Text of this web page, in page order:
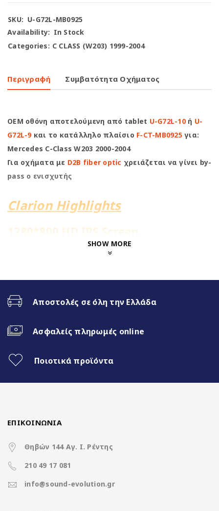
SKU: U-G72L-MB0925
Availability: In Stock
Categories: C CLASS (W203) 1999-2004
Περιγραφή Συμβατότητα Οχήματος
OEM οθόνη αποτελούμενη από tablet U-G72L-10ή U-
G72L-9και το κατάλληλο πλαίσιο F-CT-MB0925για:
Mercedes C-Class W203 2000-2004
Για οχήματα με D2B fiber optic χρειάζεται να γίνει by-
pass ο ενισχυτής
Clarion Highlights
1280*800 HD IPS Screen
8Core@1.6GHz | 2+32GB
Ενσωματωμένη 4G Sim Slot
Fast Boot 1-2sec
Ασύρματο CarPlay & Ασύρματο
4x50Watt με DSP
Χαρακτηριστικά
SHOW MORE
Αποστολές σε όλη την Ελλάδα
Ασφαλείς πληρωμές online
Ποιοτικά προϊόντα
ΕΠΙΚΟΙΝΩΝΙΑ
Θηβών 144 Αγ. Ι. Ρέντης
210 49 17 081
info@sound-evolution.gr